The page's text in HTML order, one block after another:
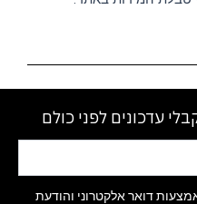
עדכונים לפני כולם
דואר אלקטרוני והודעת